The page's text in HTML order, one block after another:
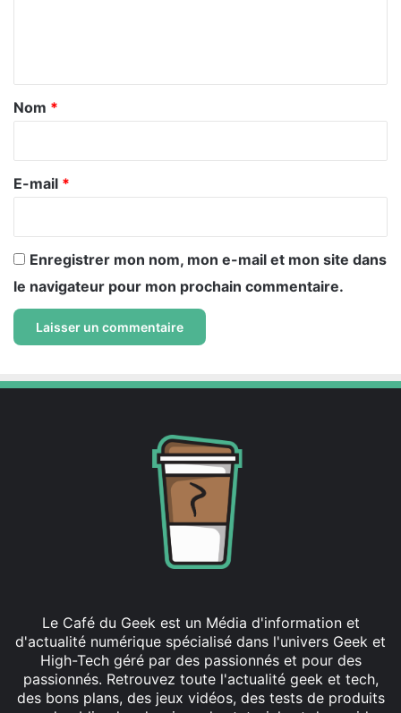
a
r
e
Nom *
E-mail *
Enregistrer mon nom, mon e-mail et mon site dans
le navigateur pour mon prochain commentaire.
Le Café du Geek est un Média d'information et
d'actualité numérique spécialisé dans l'univers Geek et
High-Tech géré par des passionnés et pour des
passionnés. Retrouvez toute l'actualité geek et tech,
des bons plans, des jeux vidéos, des tests de produits